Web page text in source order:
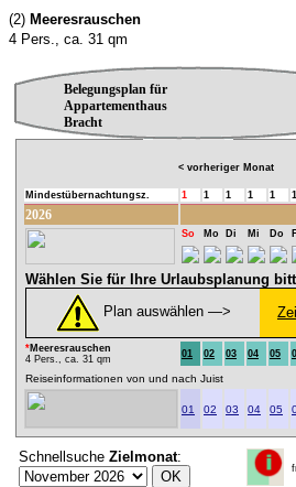
(2) Meeresrauschen
4 Pers., ca. 31 qm
Belegungsplan für
Appartementhaus
Bracht
< vorheriger Monat
Mindestübernachtungsz. 1 1 1 1 1 1
2026
So Mo Di Mi Do
Wählen Sie für Ihre Urlaubsplanung
Plan auswählen ―>
*Meeresrauschen
4 Pers., ca. 31 qm
01 02 03 04 05
Reiseinformationen von und nach Juist
01 02 03 04 05
Schnellsuche Zielmonat: